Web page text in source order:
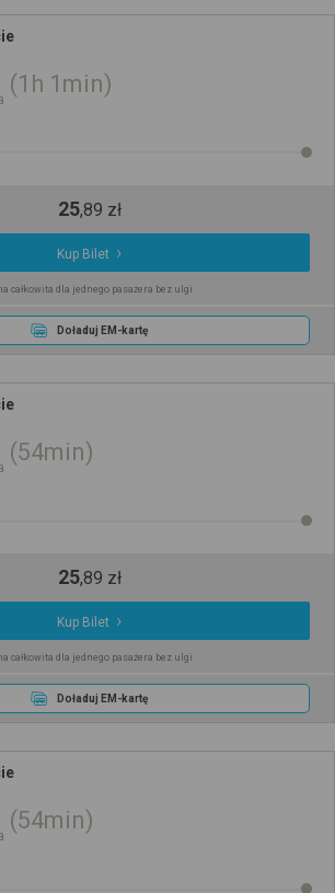
1h 1min
25,89 zł
Kup Bilet
całkowita dla jednego pasażera bez ulgi
Doładuj EM-kartę
54min
25,89 zł
Kup Bilet
całkowita dla jednego pasażera bez ulgi
Doładuj EM-kartę
54min